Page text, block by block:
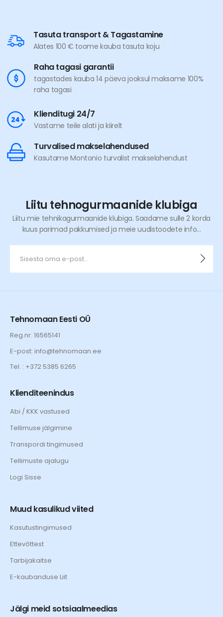
Tasuta transport & Tagastamine
Alates 100 € toome kauba tasuta koju
Raha tagasi garantii
tagastades kauba 14 päeva jooksul maksame 100%
raha tagasi
Klienditugi 24/7
Vastame teile alati ja kiirelt
Turvalised makselahendused
Kasutame Montonio turvalist makselahendust
Liitu tehnogurmaanide klubiga
Liitu mie tehnikagurmaanide klubiga. Saadame sulle 2 korda
kuus parimad pakkumised ja meie uudistoodete info...
Tehnomaan Eesti OÜ
Reg.nr: 16565141
E-post: info@tehnomaan.ee
Tel. : +372 5385 6265
Klienditeenindus
Abi / KKK vastused
Tellimuse jälgimine
Transpordi tingimused
Tellimuste ajalugu
Logi Sisse
Muud kasulikud viited
Kasutustingimused
Ettevõttest
Tarbijakaitse
E-kaubanduse Liit
Jälgi meid sotsiaalmeedias